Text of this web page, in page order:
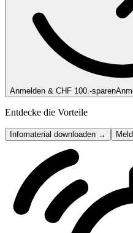
Anmelden & CHF 100.-sparen
Entdecke die Vorteile
Infomaterial downloaden →